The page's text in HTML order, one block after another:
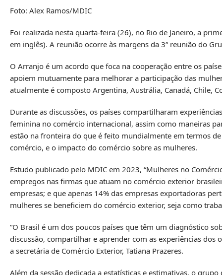
Foto: Alex Ramos/MDIC
Foi realizada nesta quarta-feira (26), no Rio de Janeiro, a
em inglês). A reunião ocorre às margens da 3ª reunião do
O Arranjo é um acordo que foca na cooperação entre os
apoiem mutuamente para melhorar a participação das
atualmente é composto Argentina, Austrália, Canadá, Chile,
Durante as discussões, os países compartilharam
feminina no comércio internacional, assim como maneiras
estão na fronteira do que é feito mundialmente em termos
comércio, e o impacto do comércio sobre as mulheres.
Estudo publicado pelo MDIC em 2023, “Mulheres no
empregos nas firmas que atuam no comércio exterior
empresas; e que apenas 14% das empresas exportadoras
mulheres se beneficiem do comércio exterior, seja como
“O Brasil é um dos poucos países que têm um diagnóstico
discussão, compartilhar e aprender com as experiências
a secretária de Comércio Exterior, Tatiana Prazeres.
Além da sessão dedicada a estatísticas e estimativas, o